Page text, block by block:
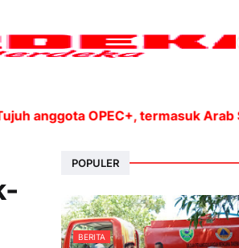
OPEC+, termasuk Arab
POPULER
BERITA